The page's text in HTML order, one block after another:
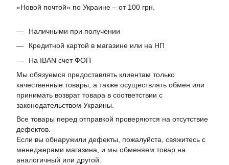
«Новой почтой» по Украине – от 100 грн.
Наличными при получении
Кредитной картой в магазине или на НП
На IBAN счет ФОП
Мы обязуемся предоставлять клиентам только
качественные товары, а также осуществлять обмен или
принимать возврат товара в соответствии с
законодательством Украины.
Все товары перед отправкой проверяются на отсутствие
дефектов.
Если вы обнаружили дефекты, пожалуйста, свяжитесь с
менеджерами магазина, и мы обменяем товар на
аналогичный или другой.